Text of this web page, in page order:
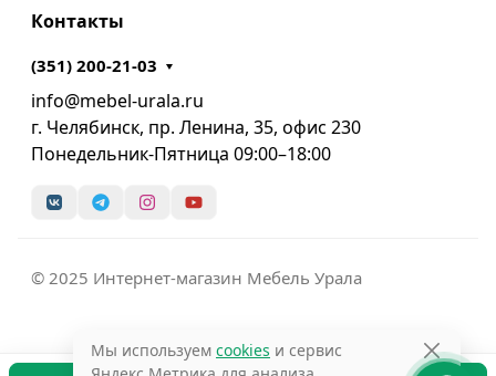
Контакты
(351) 200-21-03
info@mebel-urala.ru
г. Челябинск, пр. Ленина, 35, офис 230
Понедельник-Пятница 09:00–18:00
© 2025 Интернет-магазин Мебель Урала
Мы используем cookies и сервис